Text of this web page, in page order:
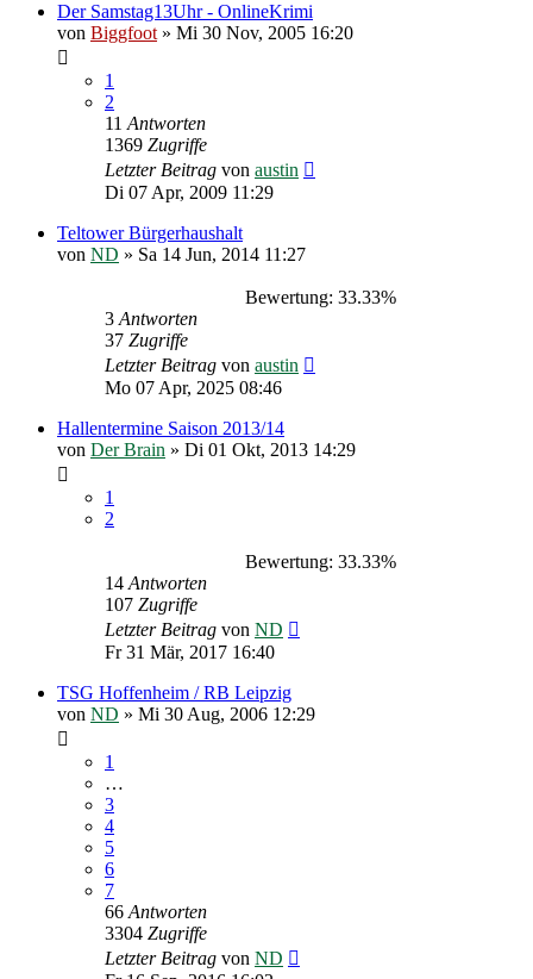
Der Samstag13Uhr - OnlineKrimi
von Biggfoot» Mi 30 Nov, 2005 16:20
1
2
11Antworten
1369 Zugriffe
Letzter Beitrag von austin
Di 07 Apr, 2009 11:29
Teltower Bürgerhaushalt
von ND » Sa 14 Jun, 2014 11:27
Bewertung: 33.33%
3Antworten
37 Zugriffe
Letzter Beitrag von austin
Mo 07 Apr, 2025 08:46
Hallentermine Saison 2013/14
von Der Brain » Di 01 Okt, 2013 14:29
1
2
Bewertung: 33.33%
14Antworten
107 Zugriffe
Letzter Beitrag von ND
Fr 31 Mär, 2017 16:40
TSG Hoffenheim / RB Leipzig
von ND » Mi 30 Aug, 2006 12:29
1
…
3
4
5
6
7
66Antworten
3304 Zugriffe
Letzter Beitrag von ND